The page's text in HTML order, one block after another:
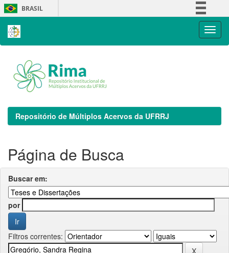
Skip
navigation
BRASIL
Repositório de Múltiplos Acervos da UFRRJ
Página de Busca
Buscar em:
por
Filtros correntes: